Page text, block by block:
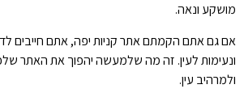
מושקע ונאה.
אם גם אתם הקמתם אתר קניות יפה, אתם חייבים
ונעימות לעין. זה מה שלמעשה יהפוך את האתר
ולמרהיב עין.